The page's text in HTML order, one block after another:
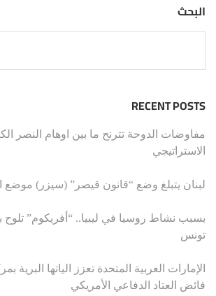
البحث
RECENT POSTS
مفاوضات الدوحة تترنح ما بين اوهام النصر
الاستراتيجي
لبنان يتبلغ وضع “قانون قيصر” (سيزر) موضع
بسبب نشاط روسيا في ليبيا.. “أفريكوم”
تونس
فائض العتاد الدفاعي الأمريكي